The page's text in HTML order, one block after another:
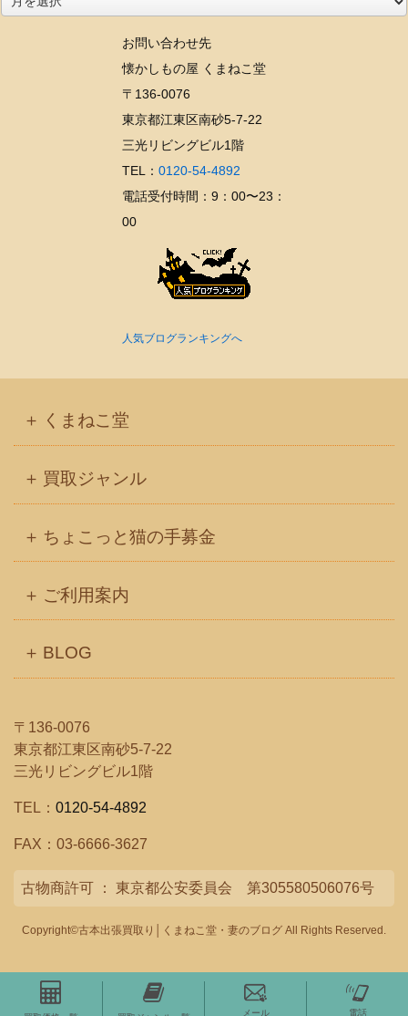
メール 電話
お問い合わせ先
懐かしもの屋 くまねこ堂
〒136-0076
東京都江東区南砂5-7-22
三光リビングビル1階
TEL： 0120-54-4892
電話受付時間：9：00〜23：
00
人気ブログランキングへ
くまねこ堂
買取ジャンル
ちょこっと猫の手募金
ご利用案内
BLOG
〒136-0076
東京都江東区南砂5-7-22
三光リビングビル1階
TEL： 0120-54-4892
FAX：03-6666-3627
古物商許可 ： 東京都公安委員会 第305580506076号
Copyright©古本出張買取り│くまねこ堂・妻のブログ All Rights Reserved.